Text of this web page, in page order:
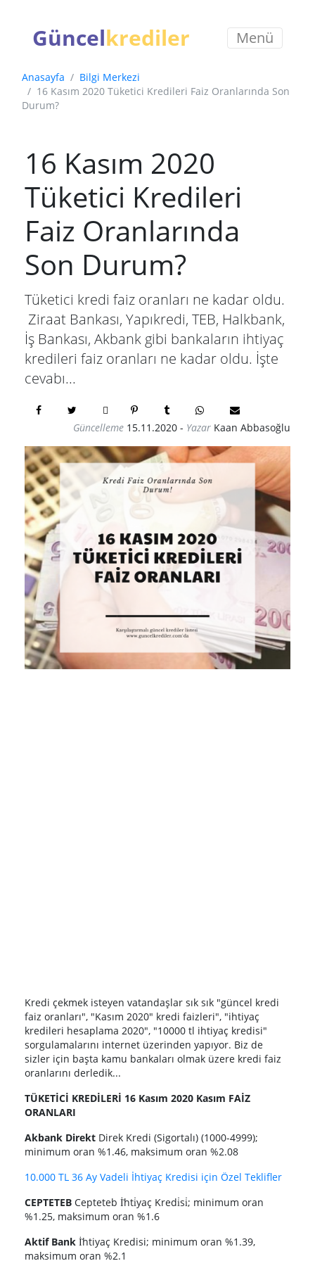
Güncelkrediler Menü
Anasayfa
Bilgi Merkezi
16 Kasım 2020 Tüketici Kredileri Faiz Oranlarında Son
Durum?
16 Kasım 2020
Tüketici Kredileri
Faiz Oranlarında
Son Durum?
Tüketici kredi faiz oranları ne kadar oldu.
Ziraat Bankası, Yapıkredi, TEB, Halkbank,
İş Bankası, Akbank gibi bankaların ihtiyaç
kredileri faiz oranları ne kadar oldu. İşte
cevabı...
Güncelleme 15.11.2020 - Yazar Kaan Abbasoğlu
Kredi çekmek isteyen vatandaşlar sık sık "güncel kredi
faiz oranları", "Kasım 2020" kredi faizleri", "ihtiyaç
kredileri hesaplama 2020", "10000 tl ihtiyaç kredisi"
sorgulamalarını internet üzerinden yapıyor. Biz de
sizler için başta kamu bankaları olmak üzere kredi faiz
oranlarını derledik...
TÜKETİCİ KREDİLERİ 16 Kasım 2020 Kasım FAİZ
ORANLARI
Akbank Direkt Direk Kredi (Sigortalı) (1000-4999);
minimum oran %1.46, maksimum oran %2.08
10.000 TL 36 Ay Vadeli İhtiyaç Kredisi için Özel Teklifler
CEPTETEB Cepteteb İ̇hti̇yaç Kredi̇si̇; minimum oran
%1.25, maksimum oran %1.6
Aktif Bank İ̇htiyaç Kredisi; minimum oran %1.39,
maksimum oran %2.1